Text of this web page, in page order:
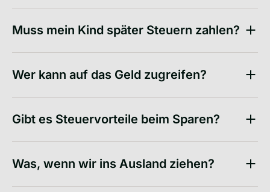
Muss mein Kind später Steuern zahlen?
Wer kann auf das Geld zugreifen?
Gibt es Steuervorteile beim Sparen?
Was, wenn wir ins Ausland ziehen?